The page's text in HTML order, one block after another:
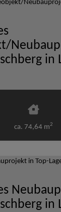
in
ca. 74,64 m2
in